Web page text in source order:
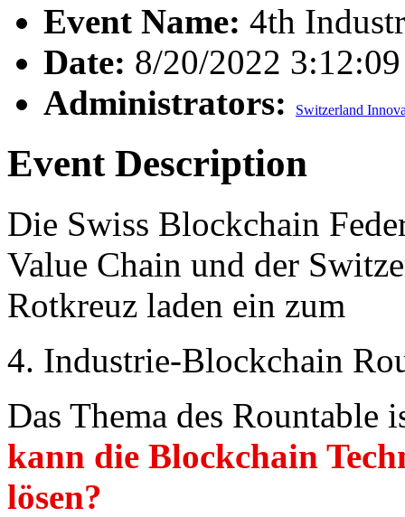
Event Name: 4th
Date: 8/20/2022
Administrators:
Switzerland
Event Description
Die Swiss Blockchain
Value Chain und der
Rotkreuz laden ein zum
4. Industrie-Blockchain
Das Thema des Rountable
kann die Blockchain
lösen?